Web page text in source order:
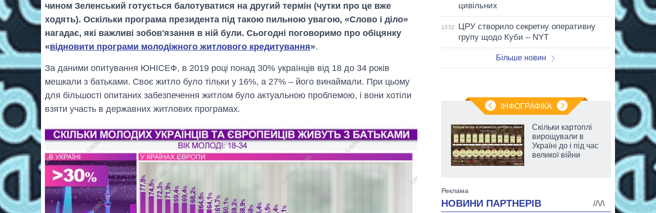
чином Зеленський готується балотуватися на другий термін (чутки про це вже
ходять). Оскільки програма президента під такою пильною увагою, «Слово і діло»
нагадає, які важливі зобов'язання в ній були. Сьогодні поговоримо про обіцянку
«відновити програми молодіжного житлового кредитування».
За даними опитування ЮНІСЕФ, в 2019 році понад 30% українців від 18 до 34 років
мешкали з батьками. Своє житло було тільки у 16%, а 27% – його винаймали. При цьому
для більшості опитаних забезпечення житлом було актуальною проблемою, і вони хотіли
взяти участь в державних житлових програмах.
цивільних
13:52
ЦРУ створило секретну оперативну
групу щодо Куби – NYT
Більше новин
ІНФОГРАФІКА
Як за 10 років
змінилася кількість
бакалаврат,
магістратуру та
Скільки картоплі
вирощували в
Україні до і під час
великої війни